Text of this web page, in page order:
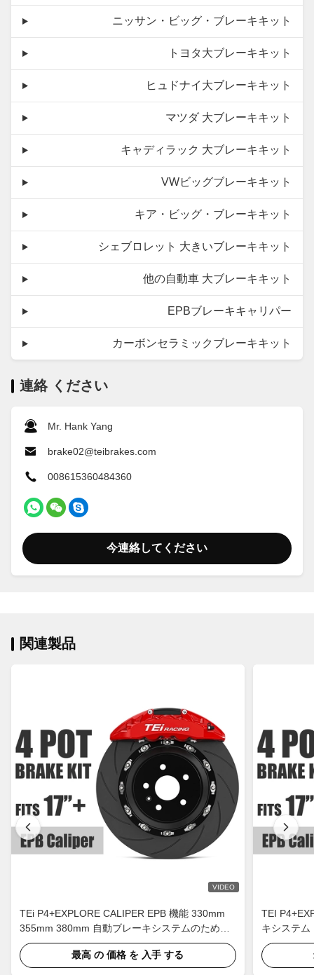
ニッサン・ビッグ・ブレーキキット
トヨタ大ブレーキキット
ヒュドナイ大ブレーキキット
マツダ 大ブレーキキット
キャディラック 大ブレーキキット
VWビッグブレーキキット
キア・ビッグ・ブレーキキット
シェブロレット 大きいブレーキキット
他の自動車 大ブレーキキット
EPBブレーキキャリパー
カーボンセラミックブレーキキット
連絡 ください
Mr. Hank Yang
brake02@teibrakes.com
008615360484360
今連絡してください
関連製品
VIDEO
TEi P4+EXPLORE CALIPER EPB 機能 330mm
355mm 380mm 自動ブレーキシステムのための
バックブレーキキット
最高 の 価格 を 入手 する
TEI
キシステム